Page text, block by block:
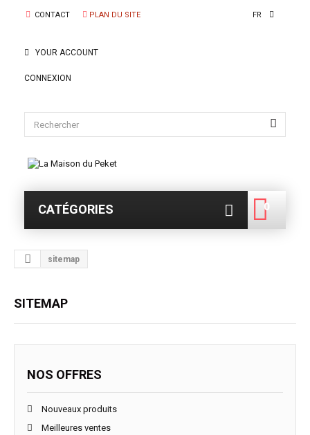
CONTACT PLAN DU SITE FR
YOUR ACCOUNT
CONNEXION
0
CATÉGORIES
sitemap
SITEMAP
NOS OFFRES
Nouveaux produits
Meilleures ventes